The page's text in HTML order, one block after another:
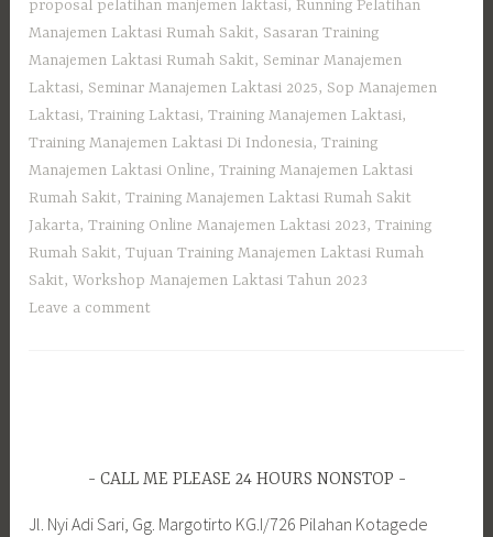
proposal pelatihan manjemen laktasi, Running Pelatihan
Manajemen Laktasi Rumah Sakit, Sasaran Training
Manajemen Laktasi Rumah Sakit, Seminar Manajemen
Laktasi, Seminar Manajemen Laktasi 2025, Sop Manajemen
Laktasi,Training Laktasi,Training Manajemen Laktasi,
Training Manajemen Laktasi Di Indonesia,Training
Manajemen Laktasi Online,Training Manajemen Laktasi
Rumah Sakit,Training Manajemen Laktasi Rumah Sakit
Jakarta,Training Online Manajemen Laktasi 2023,Training
Rumah Sakit,Tujuan Training Manajemen Laktasi Rumah
Sakit,Workshop Manajemen Laktasi Tahun 2023
Leave a comment
CALL ME PLEASE 24 HOURS NONSTOP
Jl. Nyi Adi Sari, Gg. Margotirto KG.I/726 Pilahan Kotagede